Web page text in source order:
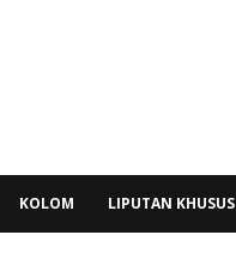
KOLOM LIPUTAN KHUSUS